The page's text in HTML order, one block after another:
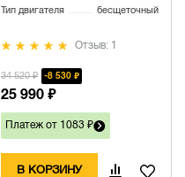
Тип двигателя бесщеточный
Отзыв: 1
34 520 ₽ 8 530 ₽
25 990 ₽
Платеж от 1083 ₽
В КОРЗИНУ